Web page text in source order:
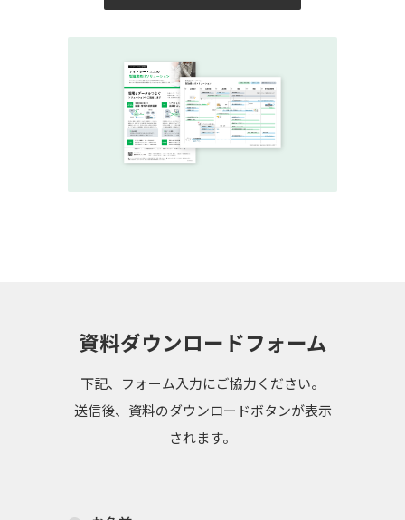
資料ダウンロードフォーム
下記、フォーム入力にご協力ください。
送信後、資料のダウンロードボタンが表示
されます。